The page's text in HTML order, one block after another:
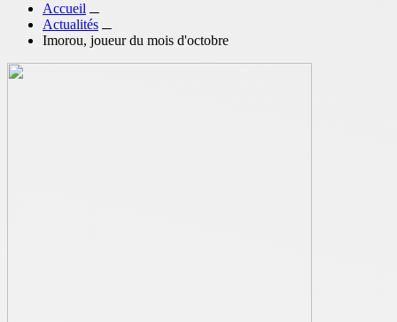
Accueil
Actualités
Imorou, joueur du mois d'octobre